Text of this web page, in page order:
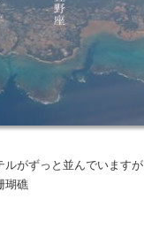
ルがずっと並んでいますが
瑚礁